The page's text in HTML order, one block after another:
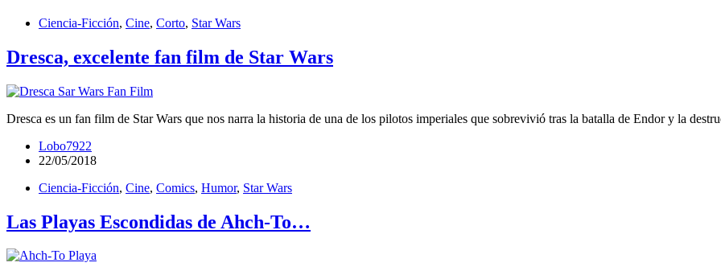
Ciencia-Ficción, Cine, Corto, Star Wars
Dresca, excelente fan film de Star Wars
Dresca es un fan film de Star Wars que nos narra la historia de una de los pilotos imperiales que sobrevivió tras la batalla de Endor y la
Lobo7922
22/05/2018
Ciencia-Ficción, Cine, Comics, Humor, Star Wars
Las Playas Escondidas de Ahch-To…